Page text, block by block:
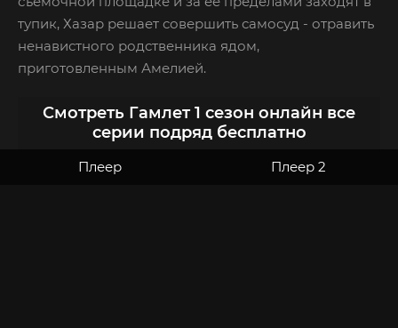
тупик, Хазар решает совершить самосуд - отравить
ненавистного родственника ядом,
приготовленным Амелией.
Смотреть Гамлет 1 сезон онлайн все
серии подряд бесплатно
Плеер Плеер 2